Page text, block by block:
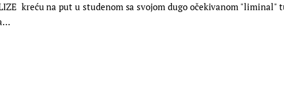
kreću na put u studenom sa svojom dugo očekivanom "liminal"